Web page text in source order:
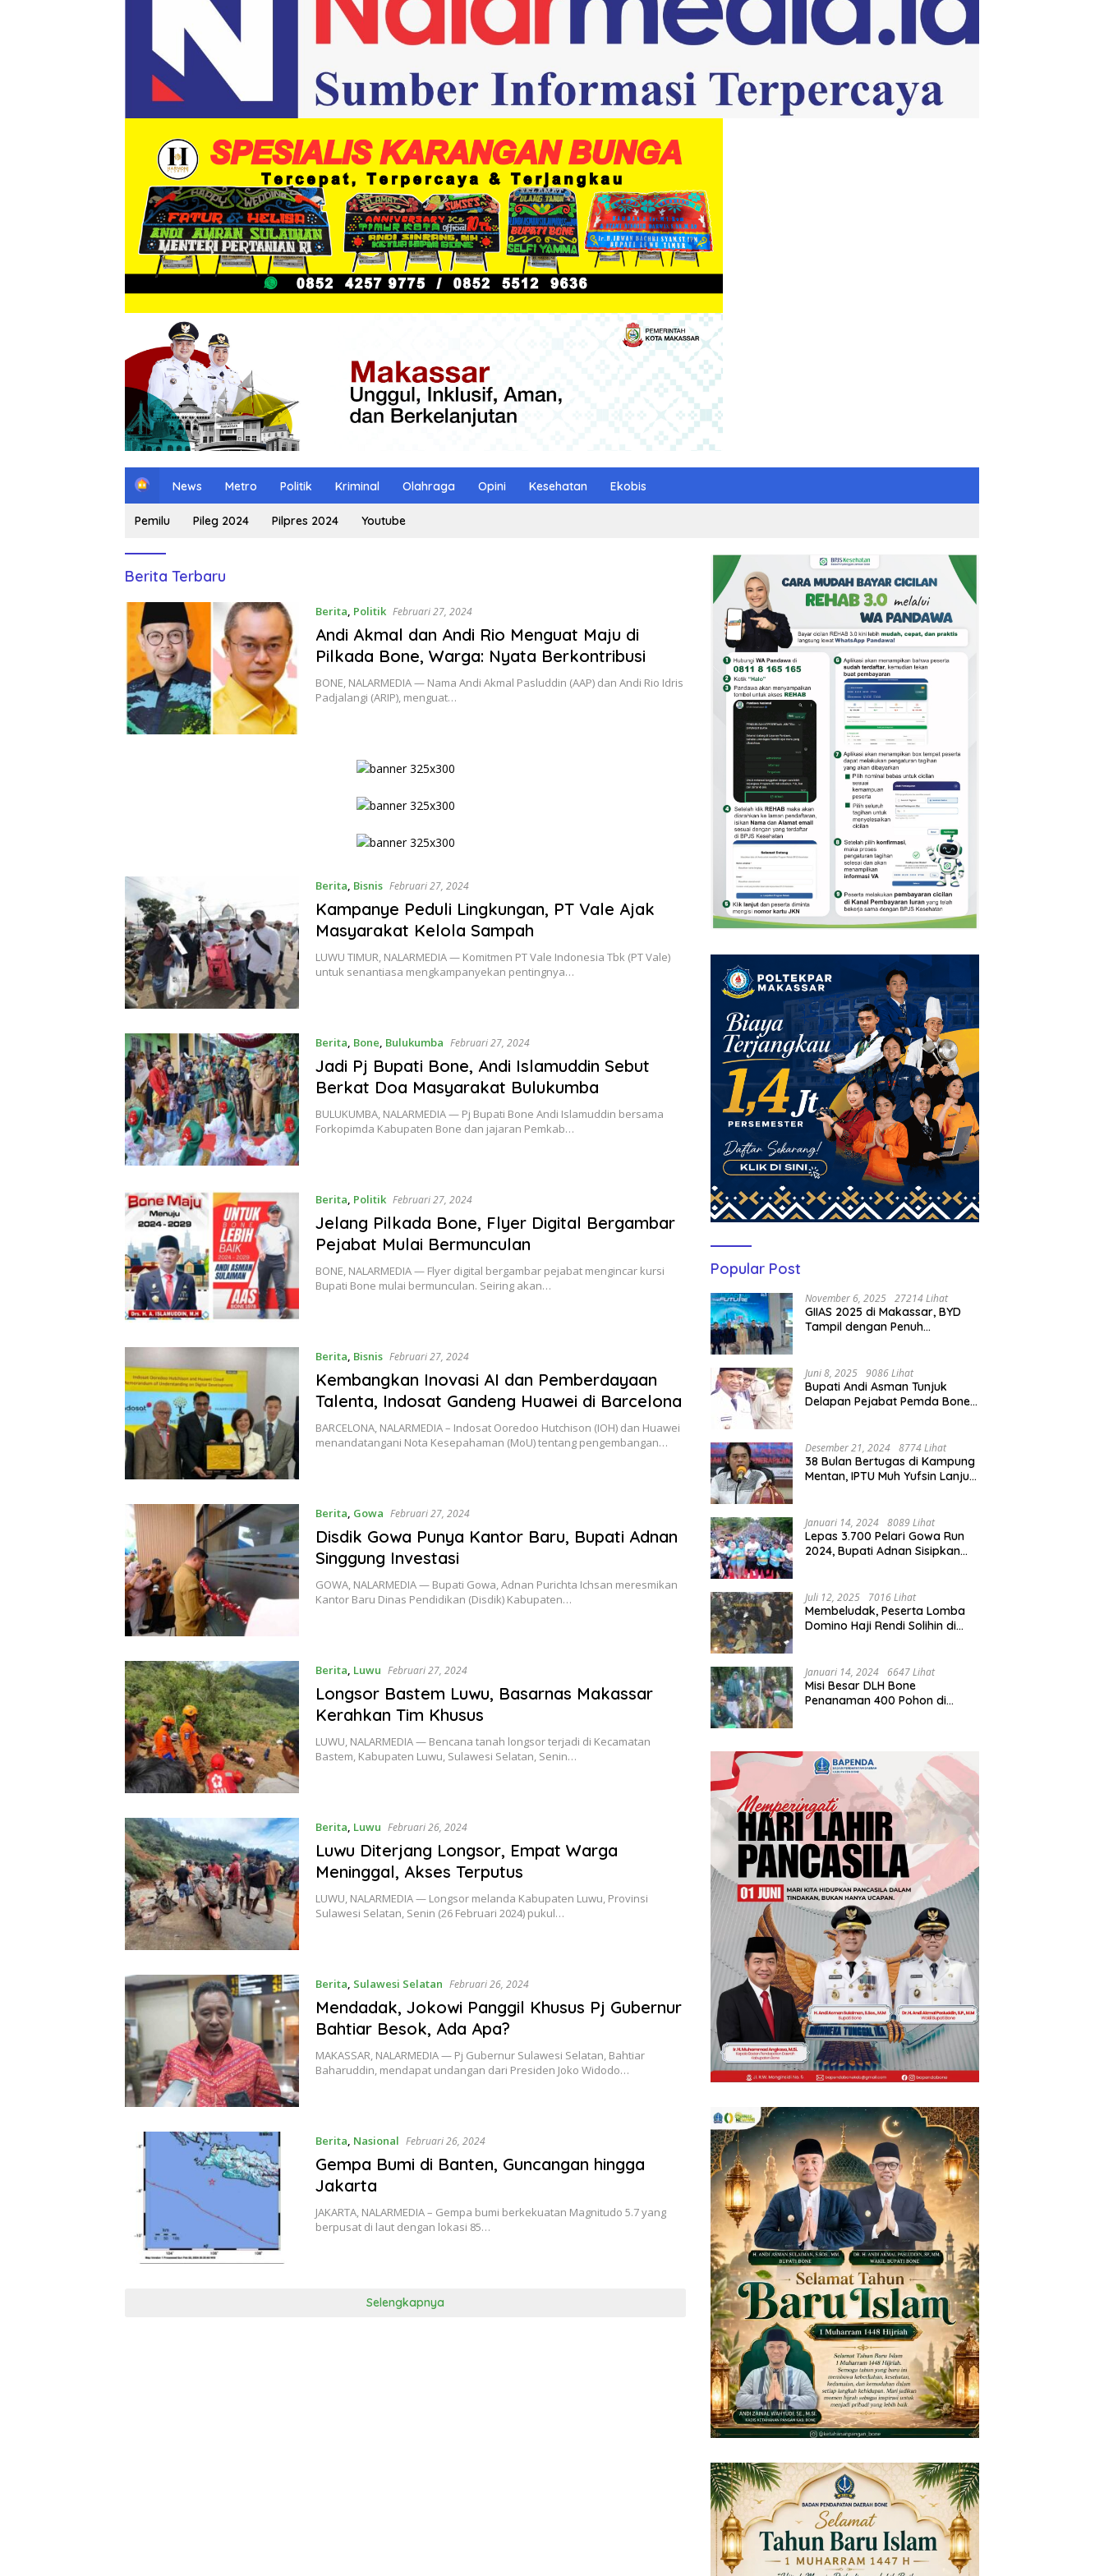
H
m
e
News Metro Politik Kriminal Olahraga Opini Kesehatan Ekobis
Pemilu Pileg 2024 Pilpres 2024 Youtube
NalarMedia.id
Berita Terbaru
Berita, Politik Februari 27, 2024
Andi Akmal dan Andi Rio Menguat Maju di
Pilkada Bone, Warga: Nyata Berkontribusi
BONE, NALARMEDIA — Nama Andi Akmal Pasluddin (AAP) dan Andi Rio Idris
Padjalangi (ARIP), menguat…
Berita, Bisnis Februari 27, 2024
Kampanye Peduli Lingkungan, PT Vale Ajak
Masyarakat Kelola Sampah
LUWU TIMUR, NALARMEDIA — Komitmen PT Vale Indonesia Tbk (PT Vale)
untuk senantiasa mengkampanyekan pentingnya…
Berita, Bone, Bulukumba Februari 27, 2024
Jadi Pj Bupati Bone, Andi Islamuddin Sebut
Berkat Doa Masyarakat Bulukumba
BULUKUMBA, NALARMEDIA — Pj Bupati Bone Andi Islamuddin bersama
Forkopimda Kabupaten Bone dan jajaran Pemkab…
Berita, Politik Februari 27, 2024
Jelang Pilkada Bone, Flyer Digital Bergambar
Pejabat Mulai Bermunculan
BONE, NALARMEDIA — Flyer digital bergambar pejabat mengincar kursi
Bupati Bone mulai bermunculan. Seiring akan…
Berita, Bisnis Februari 27, 2024
Kembangkan Inovasi AI dan Pemberdayaan
Talenta, Indosat Gandeng Huawei di Barcelona
BARCELONA, NALARMEDIA – Indosat Ooredoo Hutchison (IOH) dan Huawei
menandatangani Nota Kesepahaman (MoU) tentang pengembangan…
Berita, Gowa Februari 27, 2024
Disdik Gowa Punya Kantor Baru, Bupati Adnan
Singgung Investasi
GOWA, NALARMEDIA — Bupati Gowa, Adnan Purichta Ichsan meresmikan
Kantor Baru Dinas Pendidikan (Disdik) Kabupaten…
Berita, Luwu Februari 27, 2024
Longsor Bastem Luwu, Basarnas Makassar
Kerahkan Tim Khusus
LUWU, NALARMEDIA — Bencana tanah longsor terjadi di Kecamatan
Bastem, Kabupaten Luwu, Sulawesi Selatan, Senin…
Berita, Luwu Februari 26, 2024
Luwu Diterjang Longsor, Empat Warga
Meninggal, Akses Terputus
LUWU, NALARMEDIA — Longsor melanda Kabupaten Luwu, Provinsi
Sulawesi Selatan, Senin (26 Februari 2024) pukul…
Berita, Sulawesi Selatan Februari 26, 2024
Mendadak, Jokowi Panggil Khusus Pj Gubernur
Bahtiar Besok, Ada Apa?
MAKASSAR, NALARMEDIA — Pj Gubernur Sulawesi Selatan, Bahtiar
Baharuddin, mendapat undangan dari Presiden Joko Widodo…
Berita, Nasional Februari 26, 2024
Gempa Bumi di Banten, Guncangan hingga
Jakarta
JAKARTA, NALARMEDIA – Gempa bumi berkekuatan Magnitudo 5.7 yang
berpusat di laut dengan lokasi 85…
Selengkapnya
Popular Post
November 6, 2025 27214 Lihat
GIIAS 2025 di Makassar, BYD
Tampil dengan Penuh
Juni 8, 2025 9086 Lihat
Bupati Andi Asman Tunjuk
Delapan Pejabat Pemda Bone
Desember 21, 2024 8774 Lihat
38 Bulan Bertugas di Kampung
Mentan, IPTU Muh Yufsin Lanjut
Januari 14, 2024 8089 Lihat
Lepas 3.700 Pelari Gowa Run
2024, Bupati Adnan Sisipkan
Juli 12, 2025 7016 Lihat
Membeludak, Peserta Lomba
Domino Haji Rendi Solihin di
Januari 14, 2024 6647 Lihat
Misi Besar DLH Bone
Penanaman 400 Pohon di